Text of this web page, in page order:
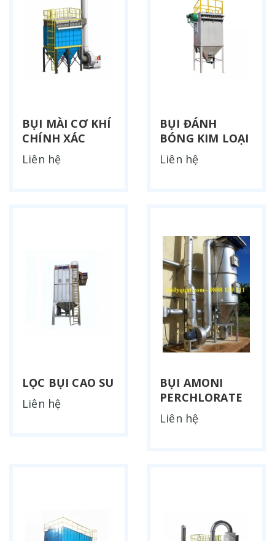
BỤI MÀI CƠ KHÍ
CHÍNH XÁC
Liên hệ
BỤI ĐÁNH
BÓNG KIM LOẠI
Liên hệ
LỌC BỤI CAO SU
Liên hệ
BỤI AMONI
PERCHLORATE
Liên hệ